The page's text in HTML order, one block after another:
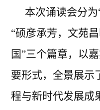
本次诵读会分为
“硕彦承芳，文苑
国”三个篇章，以
要形式，全景展示
程与新时代发展成